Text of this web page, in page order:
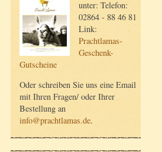
unter: Telefon:
02864 - 88 46 81
Link:
Prachtlamas-
Geschenk-
Gutscheine
Oder schreiben Sie uns eine Email
mit Ihren Fragen/ oder Ihrer
Bestellung an
info@prachtlamas.de.